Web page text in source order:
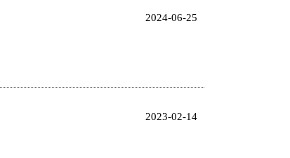
2024-06-25
2023-02-14